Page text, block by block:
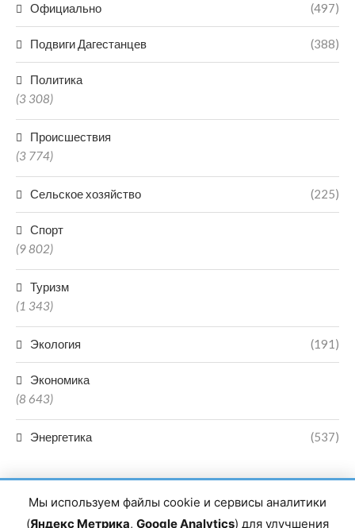
Официально (497)
Подвиги Дагестанцев (388)
Политика
(3 308)
Происшествия
(3 774)
Сельское хозяйство (225)
Спорт
(9 802)
Туризм
(1 343)
Экология (191)
Экономика
(8 643)
Энергетика (537)
Мы используем файлы cookie и сервисы аналитики
(Яндекс Метрика, Google Analytics) для улучшения